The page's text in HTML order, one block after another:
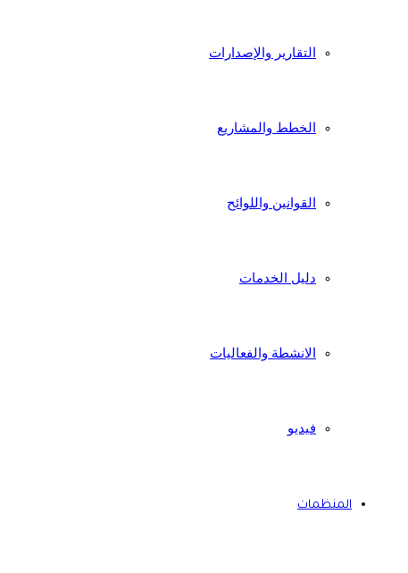
التقارير والإصدارات
الخطط والمشاريع
القوانين واللوائح
دليل الخدمات
الانشطة والفعاليات
فيديو
المنظمات